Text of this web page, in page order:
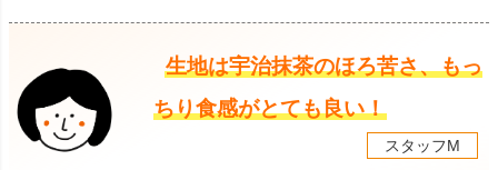
生地は宇治抹茶のほろ苦さ、もっ
ちり食感がとても良い！
スタッフM